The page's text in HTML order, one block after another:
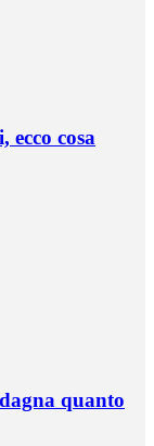
cosa
quanto